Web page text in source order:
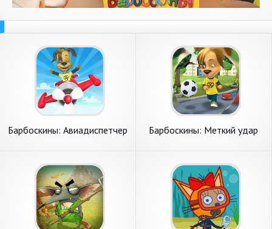
Барбоскины: Авиадиспетчер Барбоскины: Меткий удар